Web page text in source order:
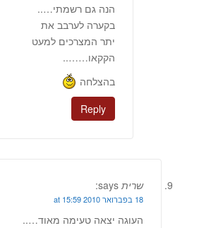
הנה גם רשמתי…..
בקערה לערבב את
יתר המצרכים למעט
הקקאו……..
בהצלחה
Reply
שרית says:
18 בפברואר 2010 at 15:59
העוגה יצאה טעימה מאוד…..